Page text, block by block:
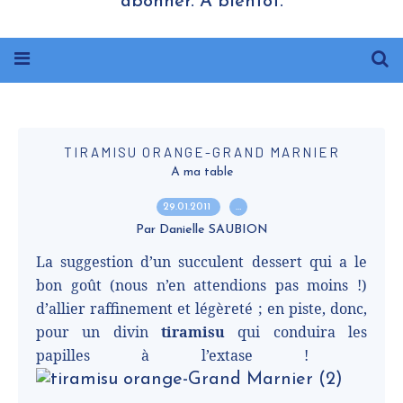
TIRAMISU ORANGE-GRAND MARNIER
A ma table
29.01.2011 …
Par Danielle SAUBION
La suggestion d’un succulent dessert qui a le
bon goût (nous n’en attendions pas moins !)
d’allier raffinement et légèreté ; en piste, donc,
pour un divin tiramisu qui conduira les
papilles à l’extase !